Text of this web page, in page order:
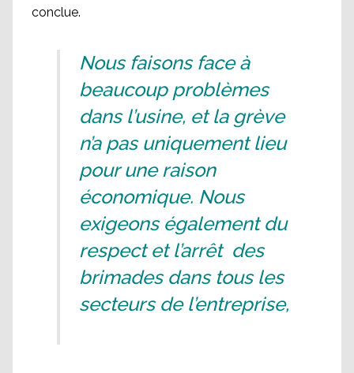
conclue.
Nous faisons face à
beaucoup problèmes
dans l’usine, et la grève
n’a pas uniquement lieu
pour une raison
économique. Nous
exigeons également du
respect et l’arrêt des
brimades dans tous les
secteurs de l’entreprise,